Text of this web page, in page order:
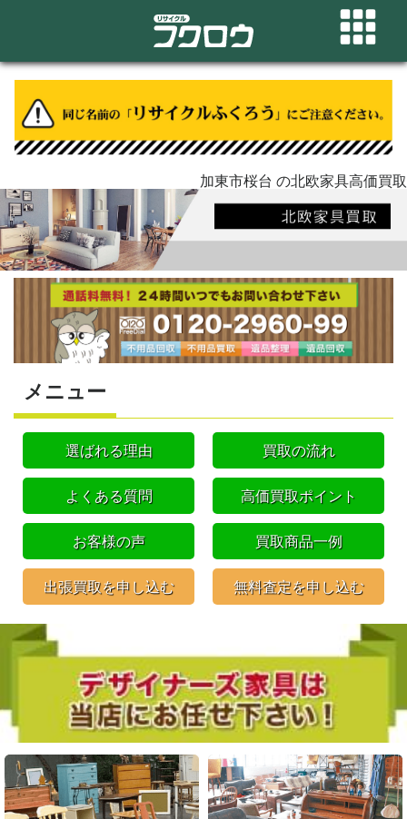
加東市桜台 の北欧家具高価買取
メニュー
選ばれる理由 買取の流れ
よくある質問 高価買取ポイント
お客様の声 買取商品一例
出張買取を申し込む 無料査定を申し込む